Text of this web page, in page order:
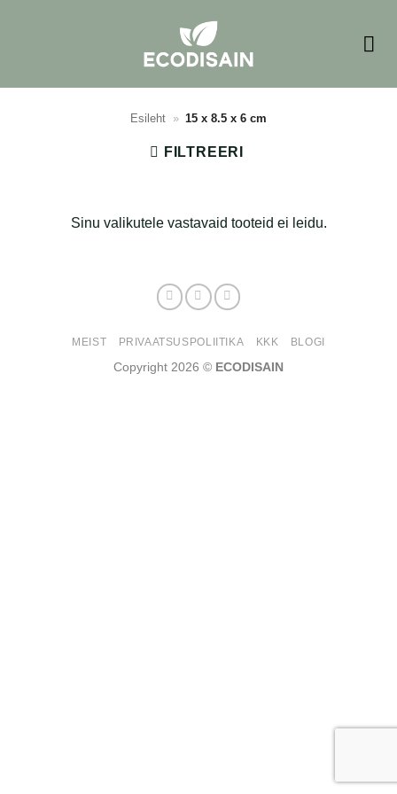
Esileht » 15 x 8.5 x 6 cm
FILTREERI
Sinu valikutele vastavaid tooteid ei leidu.
MEIST PRIVAATSUSPOLIITIKA KKK BLOGI
Copyright 2026 © ECODISAIN